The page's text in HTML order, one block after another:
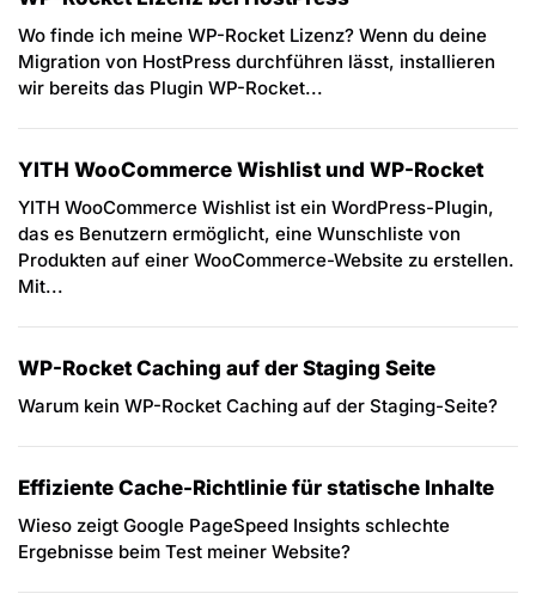
Wo finde ich meine WP-Rocket Lizenz? Wenn du deine
Migration von HostPress durchführen lässt, installieren
wir bereits das Plugin WP-Rocket...
YITH WooCommerce Wishlist und WP-Rocket
YITH WooCommerce Wishlist ist ein WordPress-Plugin,
das es Benutzern ermöglicht, eine Wunschliste von
Produkten auf einer WooCommerce-Website zu erstellen.
Mit...
WP-Rocket Caching auf der Staging Seite
Warum kein WP-Rocket Caching auf der Staging-Seite?
Effiziente Cache-Richtlinie für statische Inhalte
Wieso zeigt Google PageSpeed Insights schlechte
Ergebnisse beim Test meiner Website?